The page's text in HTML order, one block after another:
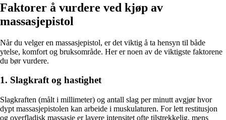
Faktorer å vurdere ved kjøp av
massasjepistol
Når du velger en massasjepistol, er det viktig å ta hensyn til både
ytelse, komfort og bruksområde. Her er noen av de viktigste faktorene
du bør vurdere.
1. Slagkraft og hastighet
Slagkraften (målt i millimeter) og antall slag per minutt avgjør hvor
dypt massasjepistolen kan arbeide i muskulaturen. For lett restitusjon
og overfladisk massasje er lavere intensitet ofte tilstrekkelig, mens